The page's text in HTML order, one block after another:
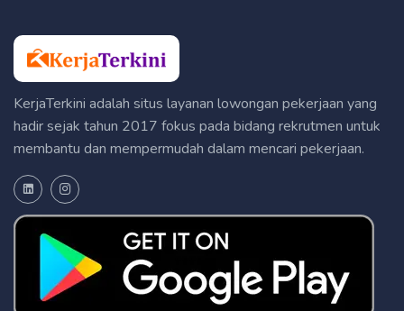
KerjaTerkini adalah situs layanan lowongan pekerjaan yang
hadir sejak tahun 2017 fokus pada bidang rekrutmen untuk
membantu dan mempermudah dalam mencari pekerjaan.